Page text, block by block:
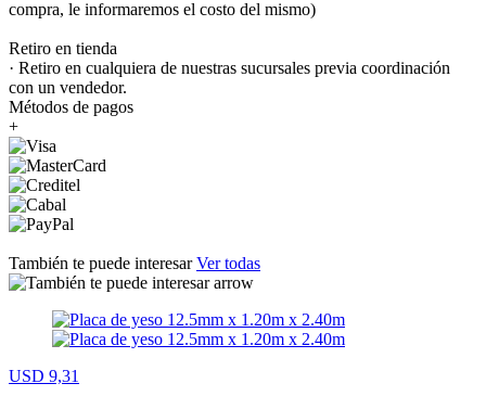
compra, le informaremos el costo del mismo)
Retiro en tienda
· Retiro en cualquiera de nuestras sucursales previa coordinación
con un vendedor.
Métodos de pagos
+
También te puede interesarVer todas
USD 9,31